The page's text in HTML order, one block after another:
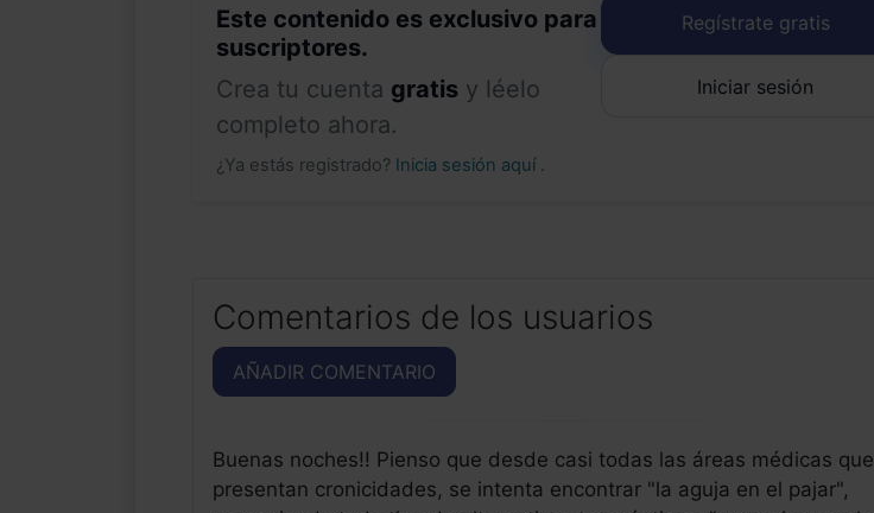
Este contenido es exclusivo para
suscriptores.
Crea tu cuenta gratis y léelo
completo ahora.
¿Ya estás registrado? Inicia sesión aquí .
Regístrate gratis
Iniciar sesión
Comentarios de los usuarios
AÑADIR COMENTARIO
Buenas noches!! Pienso que desde casi todas las áreas médicas que
presentan cronicidades, se intenta encontrar "la aguja en el pajar",